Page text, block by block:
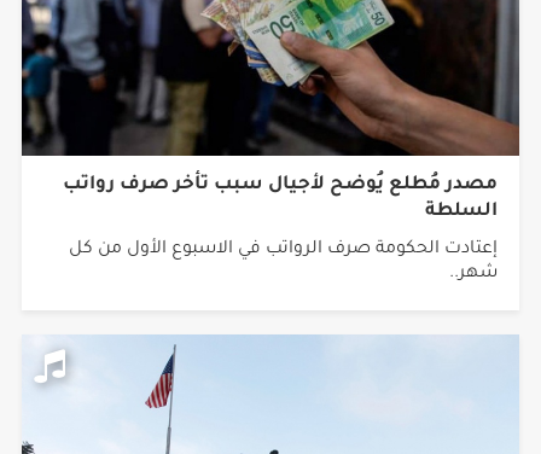
مصدر مُطلع يُوضح لأجيال سبب تأخر صرف رواتب
السلطة
إعتادت الحكومة صرف الرواتب في الاسبوع الأول من كل
شهر..